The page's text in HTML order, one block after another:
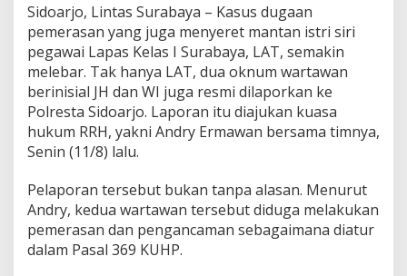
e
r
i
t
a
a
n
,
a
n
W
I
Sidoarjo, Lintas Surabaya – Kasus dugaan
pemerasan yang juga menyeret mantan istri siri
pegawai Lapas Kelas I Surabaya, LAT, semakin
melebar. Tak hanya LAT, dua oknum wartawan
berinisial JH dan WI juga resmi dilaporkan ke
Polresta Sidoarjo. Laporan itu diajukan kuasa
hukum RRH, yakni Andry Ermawan bersama timnya,
Senin (11/8) lalu.
Pelaporan tersebut bukan tanpa alasan. Menurut
Andry, kedua wartawan tersebut diduga melakukan
pemerasan dan pengancaman sebagaimana diatur
dalam Pasal 369 KUHP.